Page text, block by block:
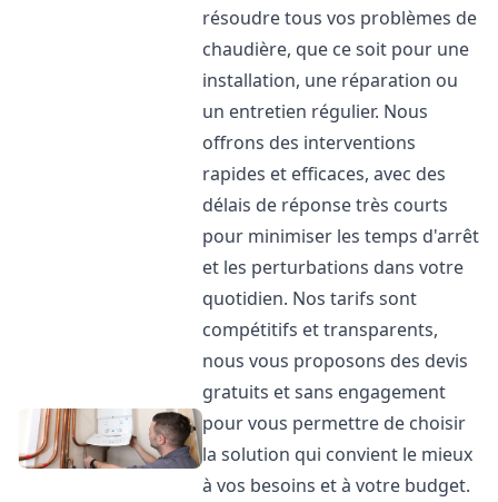
résoudre tous vos problèmes de
chaudière, que ce soit pour une
installation, une réparation ou
un entretien régulier. Nous
offrons des interventions
rapides et efficaces, avec des
délais de réponse très courts
pour minimiser les temps d'arrêt
et les perturbations dans votre
quotidien. Nos tarifs sont
compétitifs et transparents,
nous vous proposons des devis
gratuits et sans engagement
pour vous permettre de choisir
la solution qui convient le mieux
à vos besoins et à votre budget.